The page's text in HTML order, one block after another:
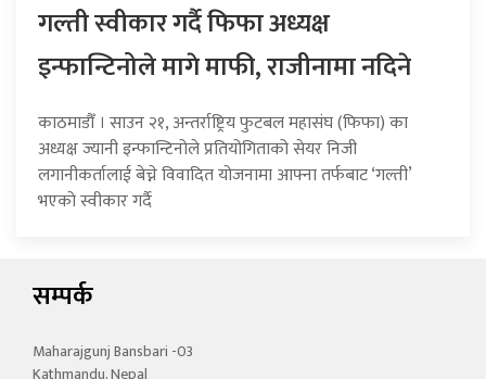
गल्ती स्वीकार गर्दै फिफा अध्यक्ष
इन्फान्टिनोले मागे माफी, राजीनामा नदिने
काठमाडौँ । साउन २१, अन्तर्राष्ट्रिय फुटबल महासंघ (फिफा) का
अध्यक्ष ज्यानी इन्फान्टिनोले प्रतियोगिताको सेयर निजी
लगानीकर्तालाई बेच्ने विवादित योजनामा आफ्ना तर्फबाट ‘गल्ती’
भएको स्वीकार गर्दै
सम्पर्क
Maharajgunj Bansbari -03
Kathmandu, Nepal